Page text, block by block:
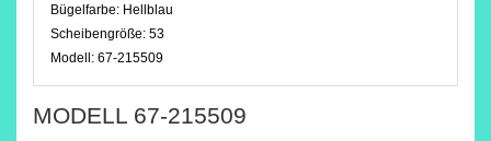
Bügelfarbe: Hellblau
Scheibengröße: 53
Modell: 67-215509
MODELL 67-215509